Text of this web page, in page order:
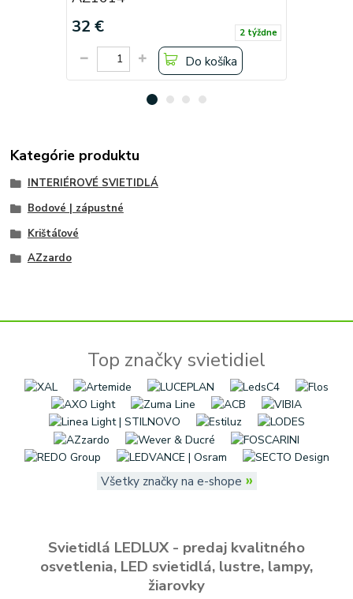
32 € 2 týždne
Do košíka
Kategórie produktu
INTERIÉROVÉ SVIETIDLÁ
Bodové | zápustné
Krištáľové
AZzardo
Top značky svietidiel
Všetky značky na e-shope »
Svietidlá LEDLUX - predaj kvalitného
osvetlenia, LED svietidlá, lustre, lampy,
žiarovky